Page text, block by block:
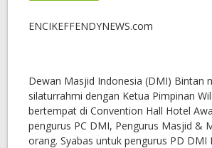
ENCIKEFFENDYNEWS.com
Dewan Masjid Indonesia (DMI) Bintan
silaturrahmi dengan Ketua Pimpinan
bertempat di Convention Hall Hotel
pengurus PC DMI, Pengurus Masjid &
orang. Syabas untuk pengurus PD